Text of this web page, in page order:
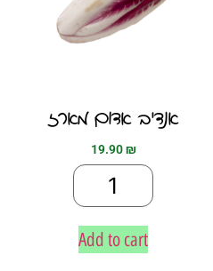
אנדיב אדום מארז
19.90₪
Add to cart